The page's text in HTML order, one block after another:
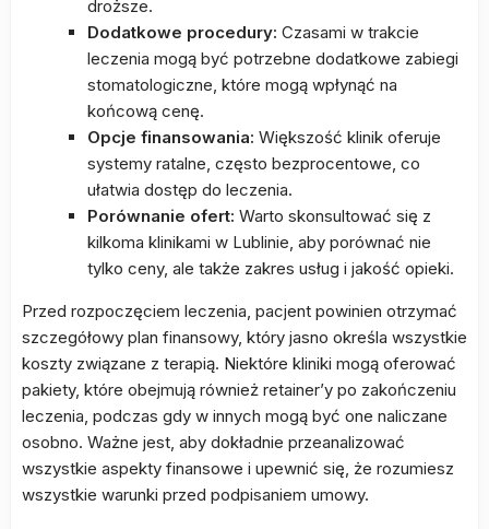
droższe.
Dodatkowe procedury: Czasami w trakcie
leczenia mogą być potrzebne dodatkowe zabiegi
stomatologiczne, które mogą wpłynąć na
końcową cenę.
Opcje finansowania: Większość klinik oferuje
systemy ratalne, często bezprocentowe, co
ułatwia dostęp do leczenia.
Porównanie ofert: Warto skonsultować się z
kilkoma klinikami w Lublinie, aby porównać nie
tylko ceny, ale także zakres usług i jakość opieki.
Przed rozpoczęciem leczenia, pacjent powinien otrzymać
szczegółowy plan finansowy, który jasno określa wszystkie
koszty związane z terapią. Niektóre kliniki mogą oferować
pakiety, które obejmują również retainer’y po zakończeniu
leczenia, podczas gdy w innych mogą być one naliczane
osobno. Ważne jest, aby dokładnie przeanalizować
wszystkie aspekty finansowe i upewnić się, że rozumiesz
wszystkie warunki przed podpisaniem umowy.